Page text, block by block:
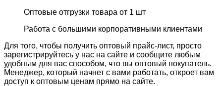
Оптовые отгрузки товара от 1 шт
Работа с большими корпоративными клиентами
Для того, чтобы получить оптовый прайс-лист, просто
зарегистрируйтесь у нас на сайте и сообщите любым
удобным для вас способом, что вы оптовый покупатель.
Менеджер, который начнет с вами работать, откроет вам
доступ к оптовым ценам прямо на сайте.